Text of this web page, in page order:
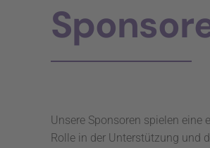
Unsere Sponsoren spielen eine
Rolle in der Unterstützung und